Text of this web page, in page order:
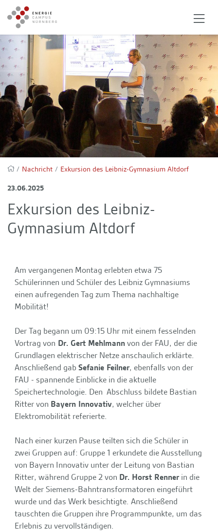
/ Nachricht / Exkursion des Leibniz-Gymnasium Altdorf
23.06.2025
Exkursion des Leibniz-
Gymnasium Altdorf
Am vergangenen Montag erlebten etwa 75
Schülerinnen und Schüler des Leibniz Gymnasiums
einen aufregenden Tag zum Thema nachhaltige
Mobilität!
Der Tag begann um 09:15 Uhr mit einem fesselnden
Vortrag von Dr. Gert Mehlmannvon der FAU, der die
Grundlagen elektrischer Netze anschaulich erklärte.
Anschließend gab Sefanie Feilner, ebenfalls von der
FAU - spannende Einblicke in die aktuelle
Speichertechnologie. Den Abschluss bildete Bastian
Ritter von Bayern Innovativ, welcher über
Elektromobilität referierte.
Nach einer kurzen Pause teilten sich die Schüler in
zwei Gruppen auf: Gruppe 1 erkundete die Ausstellung
von Bayern Innovativ unter der Leitung von Bastian
Ritter, während Gruppe 2 von Dr. Horst Renner in die
Welt der Siemens-Bahntransformatoren eingeführt
wurde und das Werk besichtigte. Anschließend
tauschten die Gruppen ihre Programmpunkte, um das
Erlebnis zu vervollständigen.